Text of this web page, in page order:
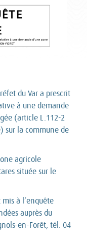
du Var a prescrit
à une demande
(article L.112-2
sur la commune de
agricole
située sur le
à l’enquête
auprès du
en-Forêt, tél. 04